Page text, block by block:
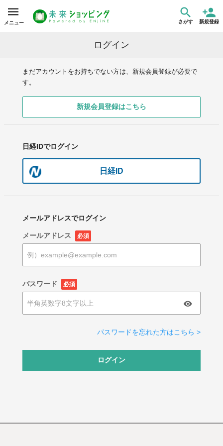
メニュー さがす 新規登録
ログイン
まだアカウントをお持ちでない方は、新規会員登録が必要で
す。
新規会員登録はこちら
日経IDでログイン
日経ID
メールアドレスでログイン
メールアドレス 必須
パスワード 必須
パスワードを忘れた方はこちら >
ログイン